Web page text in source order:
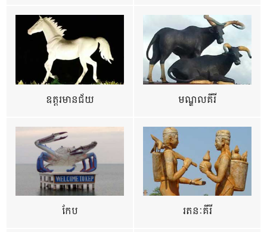
ឧត្ដរមានជ័យ មណ្ឌលគីរី
កែប រតនៈគីរី